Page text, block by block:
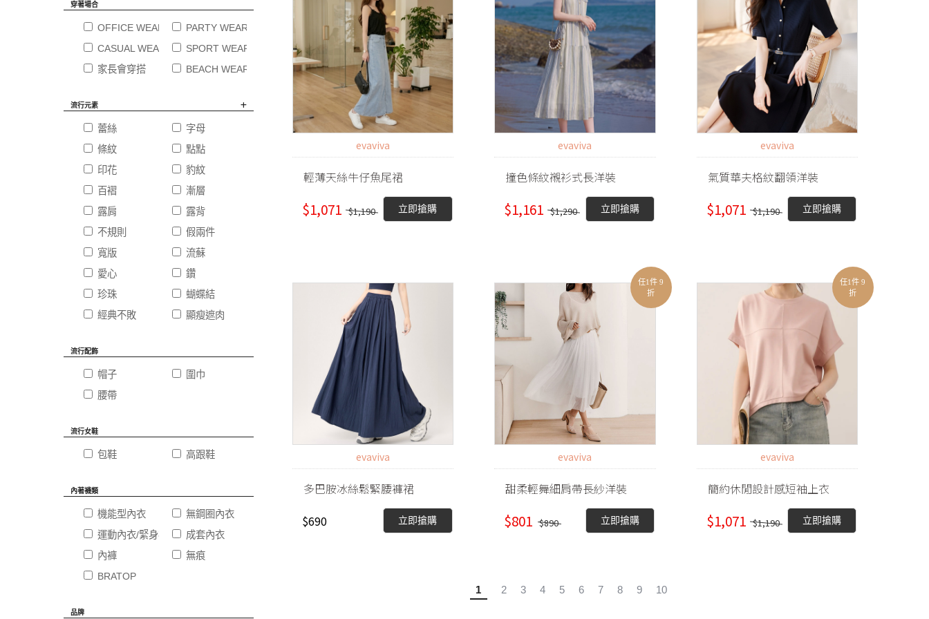
穿著場合
OFFICE WEAR 職場穿搭PARTY WEAR 婚禮穿搭
CASUAL WEAR 休閒時尚SPORT WEAR 運動穿著
家長會穿搭
BEACH WEAR渡假穿搭
流行元素
蕾絲
字母
條紋
點點
印花
豹紋
百褶
漸層
露肩
露背
不規則
假兩件
寬版
流蘇
愛心
鑽
珍珠
蝴蝶結
經典不敗
顯瘦遮肉
流行配飾
帽子
圍巾
腰帶
流行女鞋
包鞋 高跟鞋
內著襪類
機能型內衣
無鋼圈內衣
運動內衣/緊身褲
成套內衣
內褲
無痕
BRATOP
品牌
evaviva
輕薄天絲牛仔魚尾裙
$1,071 $1,190 立即搶購
evaviva
撞色條紋襯衫式長洋裝
$1,161 $1,290 立即搶購
evaviva
氣質華夫格紋翻領洋裝
$1,071 $1,190 立即搶購
evaviva
多巴胺冰絲鬆緊腰褲裙
$690 立即搶購
任1件 9
折
evaviva
甜柔輕舞細肩帶長紗洋裝
$801 $890 立即搶購
任1件 9
折
evaviva
簡約休閒設計感短袖上衣
$1,071 $1,190 立即搶購
1 2 3 4 5 6 7 8 9 10